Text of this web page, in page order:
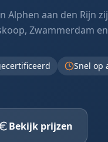
Alphen aan den Rijn
Zwammerdam
Snel op
Bekijk prijzen